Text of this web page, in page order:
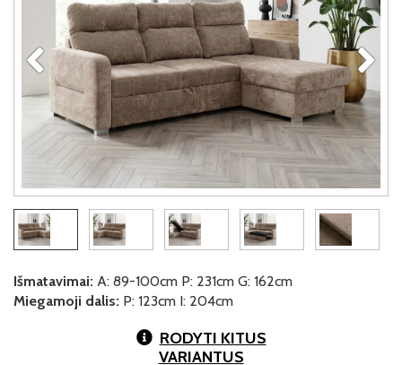
Išmatavimai: A: 89-100cm P: 231cm G: 162cm
Miegamoji dalis: P: 123cm I: 204cm
RODYTI KITUS
VARIANTUS